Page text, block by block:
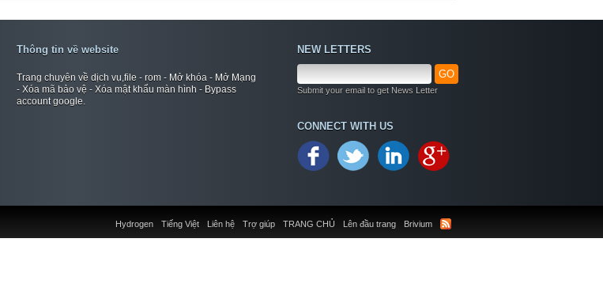
Thông tin về website
Trang chuyên về dịch vụ,file - rom - Mở khóa - Mở Mạng
- Xóa mã bảo vệ - Xóa mật khẩu màn hình - Bypass
account google.
NEW LETTERS
GO
Submit your email to get News Letter
CONNECT WITH US
Liên hệ Trợ giúp TRANG CHỦ Lên đầu trang Brivium
Hydrogen Tiếng Việt